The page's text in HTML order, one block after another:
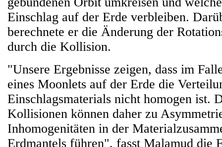
Einschlag auf der Erde verbleiben.
berechnete er die Änderung der
durch die Kollision.
"Unsere Ergebnisse zeigen, dass im
eines Moonlets auf der Erde die
Einschlagsmaterials nicht homogen ist.
Kollisionen können daher zu
Inhomogenitäten in der
Erdmantels führen", fasst Malamud die